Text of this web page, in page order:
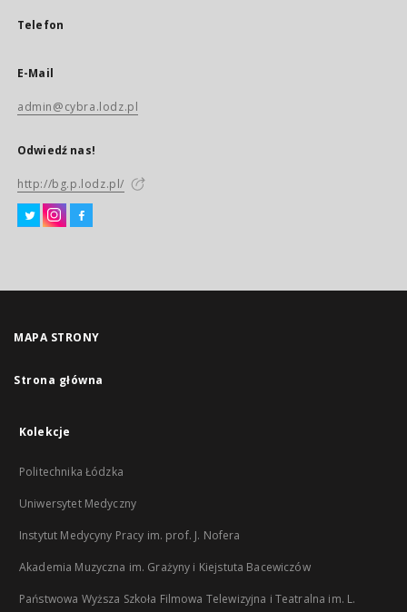
Telefon
E-Mail
admin@cybra.lodz.pl
Odwiedź nas!
http://bg.p.lodz.pl/
MAPA STRONY
Strona główna
Kolekcje
Politechnika Łódzka
Uniwersytet Medyczny
Instytut Medycyny Pracy im. prof. J. Nofera
Akademia Muzyczna im. Grażyny i Kiejstuta Bacewiczów
Państwowa Wyższa Szkoła Filmowa Telewizyjna i Teatralna im. L.